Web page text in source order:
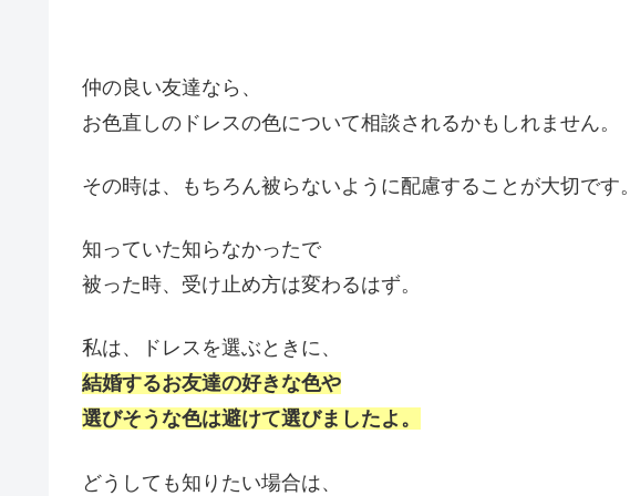
仲の良い友達なら、
お色直しのドレスの色について相談されるかもしれません。
その時は、もちろん被らないように配慮することが大切です。
知っていた知らなかったで
被った時、受け止め方は変わるはず。
私は、ドレスを選ぶときに、
結婚するお友達の好きな色や
選びそうな色は避けて選びましたよ。
どうしても知りたい場合は、